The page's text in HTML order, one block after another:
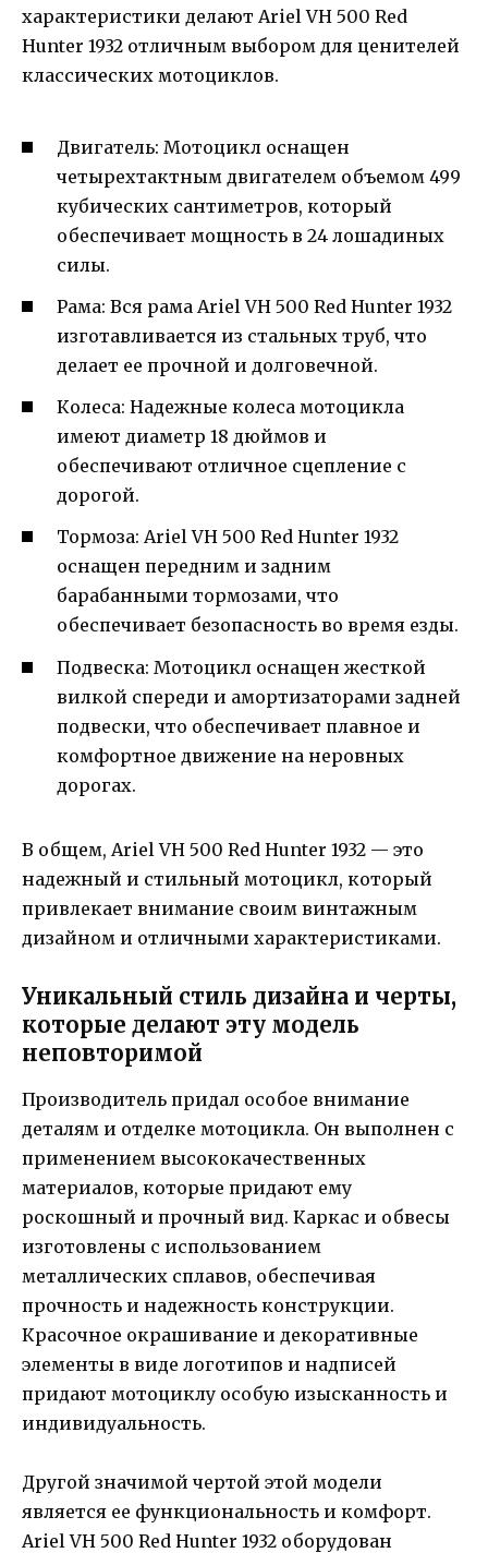
характеристики делают Ariel VH 500 Red
Hunter 1932 отличным выбором для ценителей
классических мотоциклов.
Двигатель: Мотоцикл оснащен
четырехтактным двигателем объемом 499
кубических сантиметров, который
обеспечивает мощность в 24 лошадиных
силы.
Рама: Вся рама Ariel VH 500 Red Hunter 1932
изготавливается из стальных труб, что
делает ее прочной и долговечной.
Колеса: Надежные колеса мотоцикла
имеют диаметр 18 дюймов и
обеспечивают отличное сцепление с
дорогой.
Тормоза: Ariel VH 500 Red Hunter 1932
оснащен передним и задним
барабанными тормозами, что
обеспечивает безопасность во время езды.
Подвеска: Мотоцикл оснащен жесткой
вилкой спереди и амортизаторами задней
подвески, что обеспечивает плавное и
комфортное движение на неровных
дорогах.
В общем, Ariel VH 500 Red Hunter 1932 — это
надежный и стильный мотоцикл, который
привлекает внимание своим винтажным
дизайном и отличными характеристиками.
Уникальный стиль дизайна и черты,
которые делают эту модель
неповторимой
Производитель придал особое внимание
деталям и отделке мотоцикла. Он выполнен с
применением высококачественных
материалов, которые придают ему
роскошный и прочный вид. Каркас и обвесы
изготовлены с использованием
металлических сплавов, обеспечивая
прочность и надежность конструкции.
Красочное окрашивание и декоративные
элементы в виде логотипов и надписей
придают мотоциклу особую изысканность и
индивидуальность.
Другой значимой чертой этой модели
является ее функциональность и комфорт.
Ariel VH 500 Red Hunter 1932 оборудован